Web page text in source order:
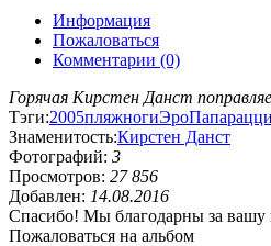
Информация
Пожаловаться
Комментарии (0)
Горячая Кирстен Данст
Тэги:2005пляжногиЭроПапарацци
Знаменитость:Кирстен Данст
Фотографий: 3
Просмотров: 27 856
Добавлен: 14.08.2016
Спасибо! Мы благодарны за
Пожаловаться на альбом